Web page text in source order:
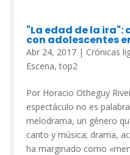
"La edad de la
con adolescentes
Abr 24, 2017| Crónicas
Escena,top2
Por Horacio Otheguy
espectáculo no es
melodrama, un género
canto y música; drama,
ha marginado como